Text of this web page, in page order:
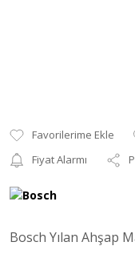
Fiyat Alarmı
Bosch Yılan Ahşap